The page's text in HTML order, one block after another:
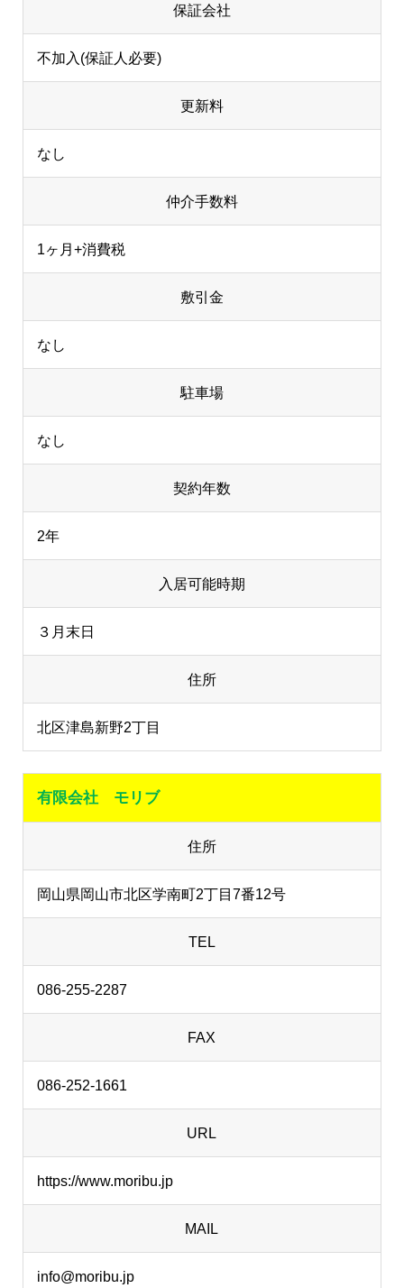
保証会社
不加入(保証人必要)
更新料
なし
仲介手数料
1ヶ月+消費税
敷引金
なし
駐車場
なし
契約年数
2年
入居可能時期
３月末日
住所
北区津島新野2丁目
有限会社 モリブ
住所
岡山県岡山市北区学南町2丁目7番12号
TEL
086-255-2287
FAX
086-252-1661
URL
https://www.moribu.jp
MAIL
info@moribu.jp